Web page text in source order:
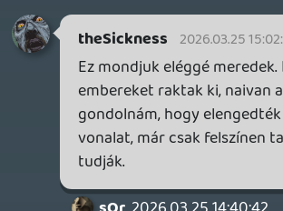
nézettsége nevetséges szintre csökkent.
Nem mondom, hogy nincs bennem egy kis
káröröm, soha nem bocsátom meg az
Epic-nek, hogy mit műveltek az éveken
keresztül szeretett Fortnite-ommal, ami
miatt én is abbahagytam évekkel ezelőtt,
meg a környezetemben mindenki más is,
pedig nagyon sokan játszották. Persze a
kirúgott dolgozókat sajnálom, senkinek
nem kívánok ilyesmit, ez biztosan nem
ezeken az emberek hibája.